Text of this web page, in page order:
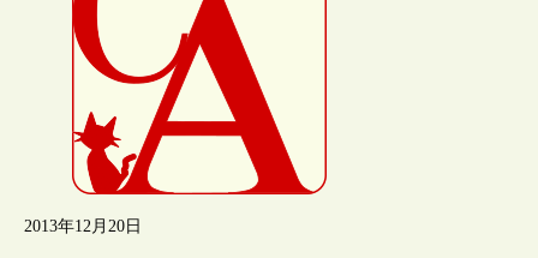
2013年12月20日